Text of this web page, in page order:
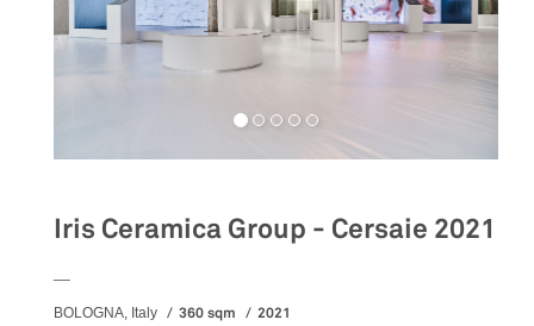
Iris Ceramica Group - Cersaie 2021
BOLOGNA, Italy 360 sqm 2021